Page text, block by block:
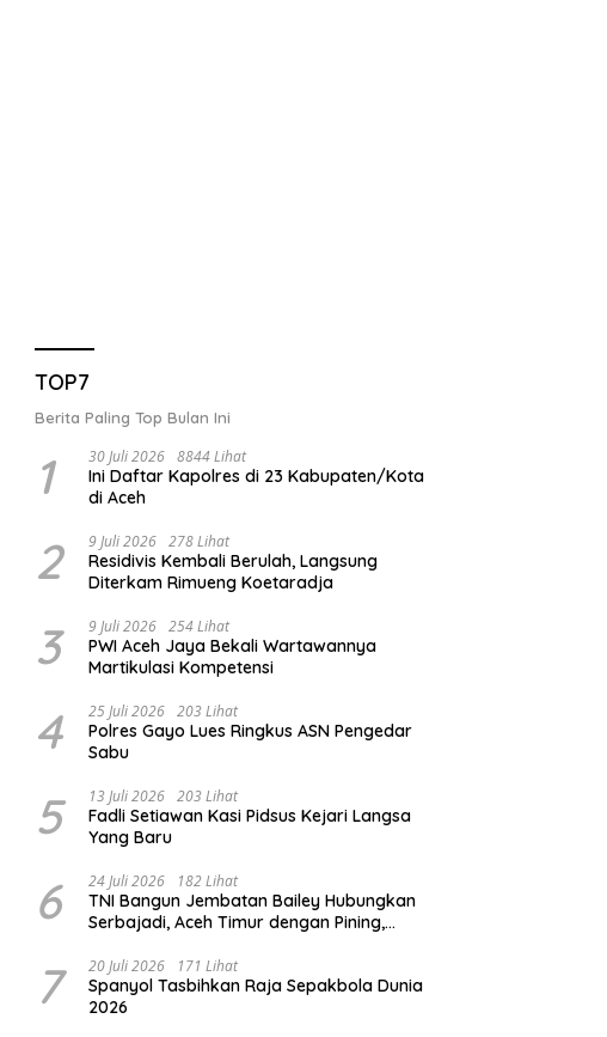
TOP7
Berita Paling Top Bulan Ini
1 30 Juli 2026 8844 Lihat
Ini Daftar Kapolres di 23 Kabupaten/Kota
di Aceh
2 9 Juli 2026 278 Lihat
Residivis Kembali Berulah, Langsung
Diterkam Rimueng Koetaradja
3 9 Juli 2026 254 Lihat
PWI Aceh Jaya Bekali Wartawannya
Martikulasi Kompetensi
4 25 Juli 2026 203 Lihat
Polres Gayo Lues Ringkus ASN Pengedar
Sabu
5 13 Juli 2026 203 Lihat
Fadli Setiawan Kasi Pidsus Kejari Langsa
Yang Baru
6 24 Juli 2026 182 Lihat
TNI Bangun Jembatan Bailey Hubungkan
Serbajadi, Aceh Timur dengan Pining,
7 20 Juli 2026 171 Lihat
Spanyol Tasbihkan Raja Sepakbola Dunia
2026